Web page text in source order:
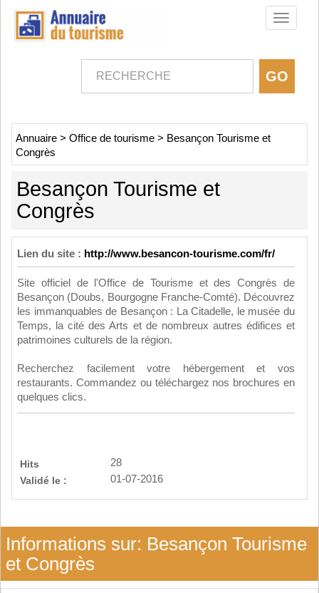
Toggle
Annuaire > Office de tourisme > Besançon Tourisme et
Congrès
Besançon Tourisme et
Congrès
Lien du site : http://www.besancon-tourisme.com/fr/
Site officiel de l'Office de Tourisme et des Congrès de
Besançon (Doubs, Bourgogne Franche-Comté). Découvrez
les immanquables de Besançon : La Citadelle, le musée du
Temps, la cité des Arts et de nombreux autres édifices et
patrimoines culturels de la région.
Recherchez facilement votre hébergement et vos
restaurants. Commandez ou téléchargez nos brochures en
quelques clics.
Hits
28
Validé le :
01-07-2016
Informations sur: Besançon Tourisme
et Congrès